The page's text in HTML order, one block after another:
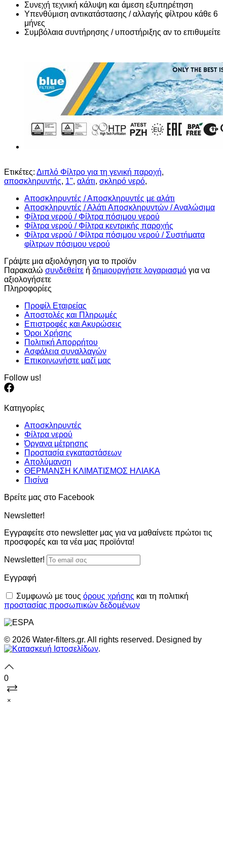
Συνεχή τεχνική κάλυψη και άμεση εξυπηρέτηση
Υπενθύμιση αντικατάστασης / αλλαγής φίλτρου κάθε 6
μήνες
Συμβόλαια συντήρησης / υποστήριξης αν το επιθυμείτε
Ετικέτες: Διπλό Φίλτρο για τη γενική παροχή,
αποσκληρυντής, 1", αλάτι, σκληρό νερό,
Αποσκληρυντές / Αποσκληρυντές με αλάτι
Αποσκληρυντές / Αλάτι Αποσκληρυντών / Αναλώσιμα
Φίλτρα νερού / Φίλτρα πόσιμου νερού
Φίλτρα νερού / Φίλτρα κεντρικής παροχής
Φίλτρα νερού / Φίλτρα πόσιμου νερού / Συστήματα
φίλτρων πόσιμου νερού
Γράψτε μια αξιολόγηση για το προϊόν
Παρακαλώ συνδεθείτε ή δημιουργήστε λογαριασμό για να
αξιολογήσετε
Πληροφορίες
Προφίλ Εταιρείας
Αποστολές και Πληρωμές
Επιστροφές και Ακυρώσεις
Όροι Χρήσης
Πολιτική Απορρήτου
Ασφάλεια συναλλαγών
Επικοινωνήστε μαζί μας
Follow us!
Κατηγορίες
Αποσκληρυντές
Φίλτρα νερού
Όργανα μέτρησης
Προστασία εγκαταστάσεων
Απολύμανση
ΘΕΡΜΑΝΣΗ ΚΛΙΜΑΤΙΣΜΟΣ ΗΛΙΑΚΑ
Πισίνα
Βρείτε μας στο Facebook
Newsletter!
Εγγραφείτε στο newsletter μας για να μαθαίνετε πρώτοι τις
προσφορές και τα νέα μας προϊόντα!
Newsletter!
Εγγραφή
Συμφωνώ με τους όρους χρήσης και τη πολιτική
προστασίας προσωπικών δεδομένων
© 2026 Water-filters.gr. All rights reserved. Designed by
.
0
×